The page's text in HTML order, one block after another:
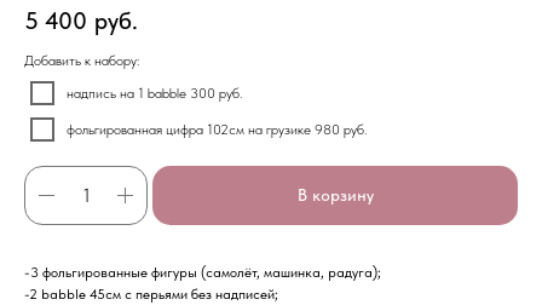
5 400 руб.
Добавить к набору:
надпись на 1 babble 300 руб.
фольгированная цифра 102см на грузике 980 руб.
В корзину
-3 фольгированные фигуры (самолёт, машинка, радуга);
-2 babble 45см с перьями без надписей;